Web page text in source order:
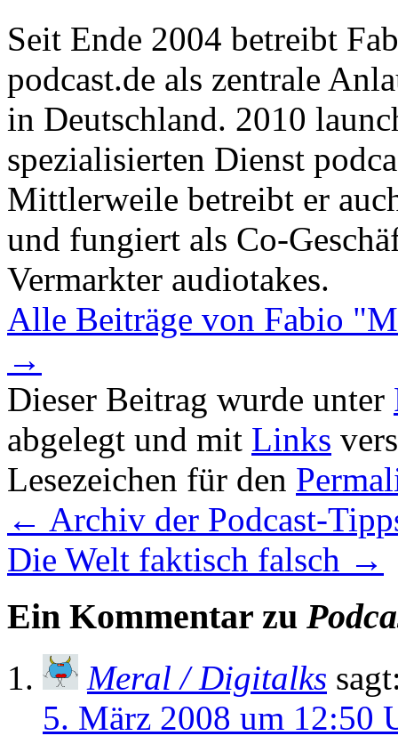
Seit Ende 2004 betreibt
podcast.de als zentrale
in Deutschland. 2010
spezialisierten Dienst
Mittlerweile betreibt er
und fungiert als Co-
Vermarkter audiotakes.
Alle Beiträge von Fabio
→
Dieser Beitrag wurde unter
abgelegt und mit Links
Lesezeichen für den
← Archiv der Podcast-
Die Welt faktisch falsch →
Ein Kommentar zu
Meral / Digitalks
5. März 2008 um 12:50